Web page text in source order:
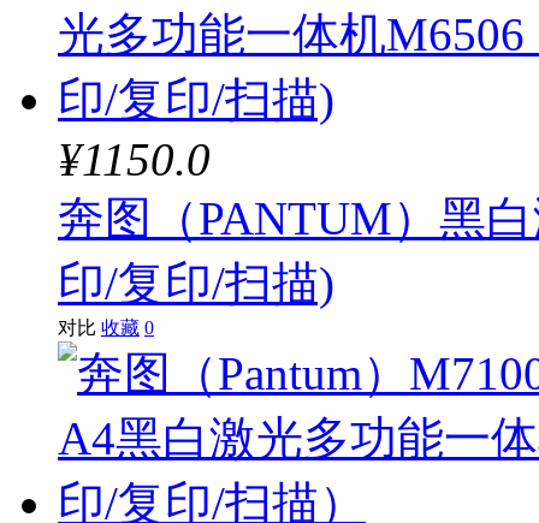
¥1150.0
奔图（PANTUM）黑
印/复印/扫描)
对比 收藏 0